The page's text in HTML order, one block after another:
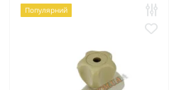
Популярний